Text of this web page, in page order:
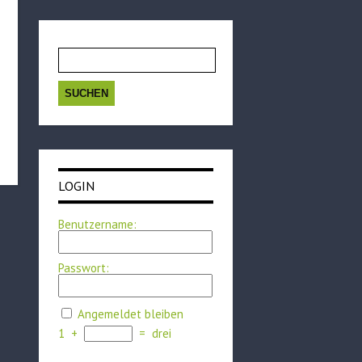
nach:
LOGIN
Benutzername:
Passwort:
Angemeldet bleiben
1 + = drei